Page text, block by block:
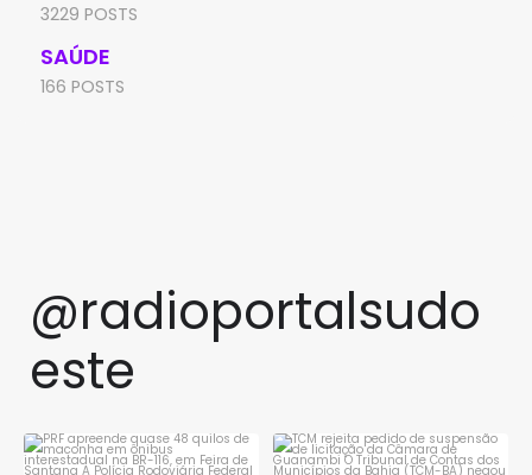
3229 POSTS
SAÚDE
166 POSTS
@radioportalsudo
este
PRF apreende quase 48 quilos
de maconha em ônibus...
TCM rejeita pedido de
suspensão de licitação da...